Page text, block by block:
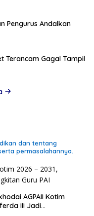
Pengurus Andalkan
Terancam Gagal Tampil
dan tentang
permasalahannya.
AGPAII Kotim
III Jadi